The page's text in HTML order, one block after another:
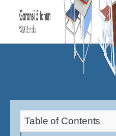
Table of Contents